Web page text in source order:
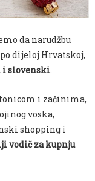
da narudžbu
dijeloj Hrvatskoj,
i slovenski.
i začinima,
voska,
shopping i
vodič za kupnju